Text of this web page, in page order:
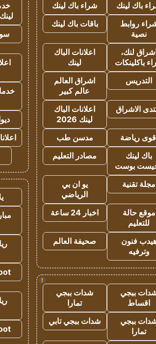
باك لينك
شراء باك لينك
روابط
نصية
باقات باك لينك
لنك،
باكلينكات
اعلانات الباك
لينك
التدريس
اشراق العالم
عالم كبير
الاشراق
اعلانات الباك
لينك 2026
رياضة
مدسن طب
باك لينك
بوست
مصادر التعليم
مجلة تقنية
يو ان بي
الرياضي
موقع حالة
للتعليم
اخبار 24 ساعة
فنون
وترفيه
صحيفة العالم
!
ببجي
اقساط
شدات ببجي
تمارا
ببجي
تمارا
شدات ببجي تابي